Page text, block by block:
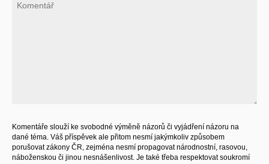
Komentáře slouží ke svobodné výměně názorů či vyjádření názoru na
dané téma. Váš příspěvek ale přitom nesmí jakýmkoliv způsobem
porušovat zákony ČR, zejména nesmí propagovat národnostní, rasovou,
náboženskou či jinou nesnášenlivost. Je také třeba respektovat soukromí